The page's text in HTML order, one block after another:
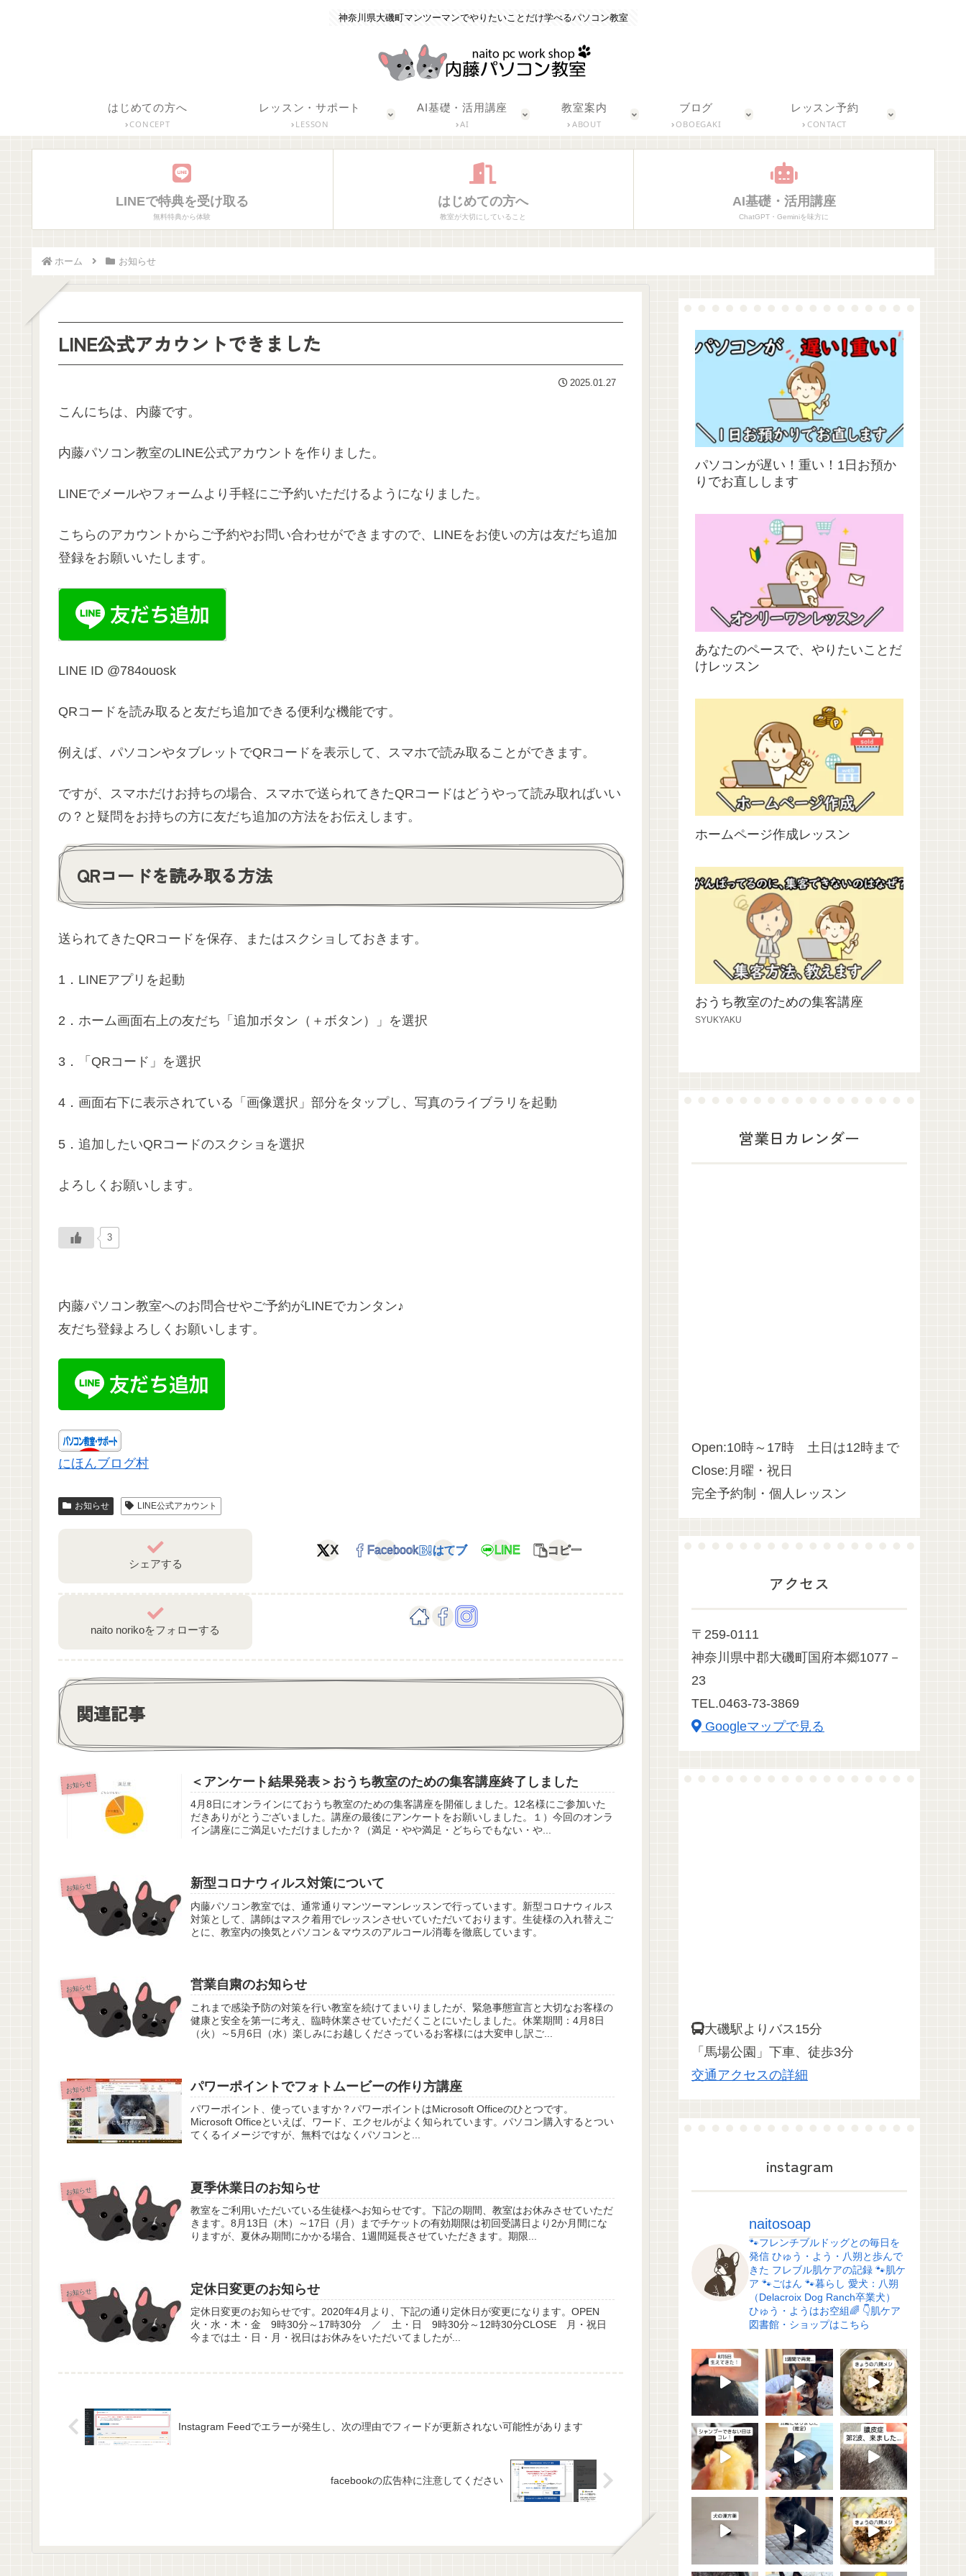
神奈川県大磯町マンツーマンでやりたいことだけ学べるパソコン教室
はじめての方へ
CONCEPT
レッスン・サポート
LESSON
AI基礎・活用講座
AI
教室案内
ABOUT
ブログ
OBOEGAKI
レッスン予約
CONTACT
LINEで特典を受け取る
無料特典から体験
はじめての方へ
教室が大切にしていること
AI基礎・活用講座
ChatGPT・Geminiを味方に
ホーム お知らせ
LINE公式アカウントできました
2025.01.27
こんにちは、内藤です。
内藤パソコン教室のLINE公式アカウントを作りました。
LINEでメールやフォームより手軽にご予約いただけるようになりました。
こちらのアカウントからご予約やお問い合わせができますので、LINEをお使いの方は友だち追加
登録をお願いいたします。
LINE ID @784ouosk
QRコードを読み取ると友だち追加できる便利な機能です。
例えば、パソコンやタブレットでQRコードを表示して、スマホで読み取ることができます。
ですが、スマホだけお持ちの場合、スマホで送られてきたQRコードはどうやって読み取ればいい
の？と疑問をお持ちの方に友だち追加の方法をお伝えします。
QRコードを読み取る方法
送られてきたQRコードを保存、またはスクショしておきます。
1．LINEアプリを起動
2．ホーム画面右上の友だち「追加ボタン（＋ボタン）」を選択
3．「QRコード」を選択
4．画面右下に表示されている「画像選択」部分をタップし、写真のライブラリを起動
5．追加したいQRコードのスクショを選択
よろしくお願いします。
3
内藤パソコン教室へのお問合せやご予約がLINEでカンタン♪
友だち登録よろしくお願いします。
にほんブログ村
お知らせ LINE公式アカウント
シェアする
X Facebook はてブ LINE コピー
naito norikoをフォローする
関連記事
お知らせ ＜アンケート結果発表＞おうち教室のための集客講座終了しました
4月8日にオンラインにておうち教室のための集客講座を開催しました。12名様にご参加いた
だきありがとうございました。講座の最後にアンケートをお願いしました。１）今回のオンラ
イン講座にご満足いただけましたか？（満足・やや満足・どちらでもない・や...
お知らせ 新型コロナウィルス対策について
内藤パソコン教室では、通常通りマンツーマンレッスンで行っています。新型コロナウィルス
対策として、講師はマスク着用でレッスンさせいていただいております。生徒様の入れ替えご
とに、教室内の換気とパソコン＆マウスのアルコール消毒を徹底しています。
お知らせ 営業自粛のお知らせ
これまで感染予防の対策を行い教室を続けてまいりましたが、緊急事態宣言と大切なお客様の
健康と安全を第一に考え、臨時休業させていただくことにいたしました。休業期間：4月8日
（火）～5月6日（水）楽しみにお越しくださっているお客様には大変申し訳ご...
お知らせ パワーポイントでフォトムービーの作り方講座
パワーポイント、使っていますか？パワーポイントはMicrosoft Officeのひとつです。
Microsoft Officeといえば、ワード、エクセルがよく知られています。パソコン購入するとつい
てくるイメージですが、無料ではなくパソコンと...
お知らせ 夏季休業日のお知らせ
教室をご利用いただいている生徒様へお知らせです。下記の期間、教室はお休みさせていただ
きます。8月13日（木）～17日（月）までチケットの有効期限は初回受講日より2か月間にな
りますが、夏休み期間にかかる場合、1週間延長させていただきます。期限...
お知らせ 定休日変更のお知らせ
定休日変更のお知らせです。2020年4月より、下記の通り定休日が変更になります。OPEN
火・水・木・金 9時30分～17時30分 ／ 土・日 9時30分～12時30分CLOSE 月・祝日
今までは土・日・月・祝日はお休みをいただいてましたが...
Instagram Feedでエラーが発生し、次の理由でフィードが更新されない可能性があります
facebookの広告枠に注意してください
パソコンが遅い！重い！1日お預か
りでお直しします
あなたのペースで、やりたいことだ
けレッスン
ホームページ作成レッスン
おうち教室のための集客講座
SYUKYAKU
営業日カレンダー
Open:10時～17時 土日は12時まで
Close:月曜・祝日
完全予約制・個人レッスン
アクセス
〒259-0111
神奈川県中郡大磯町国府本郷1077－
23
TEL.0463-73-3869
Googleマップで見る
大磯駅よりバス15分
「馬場公園」下車、徒歩3分
交通アクセスの詳細
instagram
naitosoap
🐾フレンチブルドッグとの毎日を
発信 ひゅう・よう・八朔と歩んで
きた フレブル肌ケアの記録 🐾肌ケ
ア 🐾ごはん 🐾暮らし 愛犬：八朔
（Delacroix Dog Ranch卒業犬）
ひゅう・ようはお空組🌈 👇肌ケア
図書館・ショップはこちら